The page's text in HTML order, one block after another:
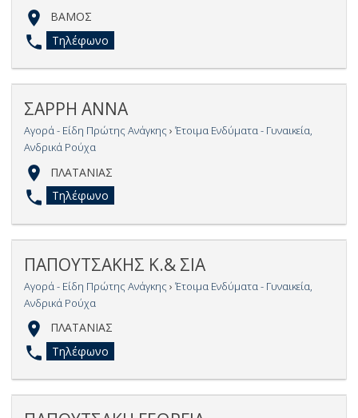
ΒΑΜΟΣ
Τηλέφωνο
ΣΑΡΡΗ ΑΝΝΑ
Αγορά - Είδη Πρώτης Ανάγκης › Έτοιμα Ενδύματα - Γυναικεία,
Ανδρικά Ρούχα
ΠΛΑΤΑΝΙΑΣ
Τηλέφωνο
ΠΑΠΟΥΤΣΑΚΗΣ Κ.& ΣΙΑ
Αγορά - Είδη Πρώτης Ανάγκης › Έτοιμα Ενδύματα - Γυναικεία,
Ανδρικά Ρούχα
ΠΛΑΤΑΝΙΑΣ
Τηλέφωνο